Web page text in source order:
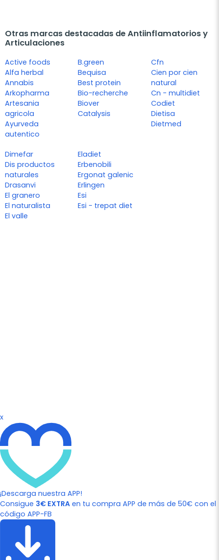
Otras marcas destacadas de Antiinflamatorios y
Articulaciones
Active foods
Alfa herbal
Annabis
Arkopharma
Artesania
agricola
Ayurveda
autentico
B.green
Bequisa
Best protein
Bio-recherche
Biover
Catalysis
Cfn
Cien por cien
natural
Cn - multidiet
Codiet
Dietisa
Dietmed
Dimefar
Dis productos
naturales
Drasanvi
El granero
El naturalista
El valle
Eladiet
Erbenobili
Ergonat galenic
Erlingen
Esi
Esi - trepat diet
x
¡Descarga nuestra APP!
Consigue 3€ EXTRA en tu compra APP de más de 50€ con el
código APP-FB